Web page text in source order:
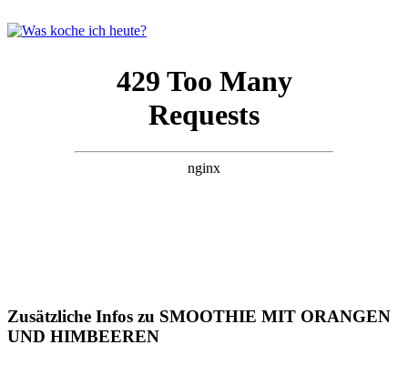
Zusätzliche Infos zu SMOOTHIE MIT ORANGEN
UND HIMBEEREN